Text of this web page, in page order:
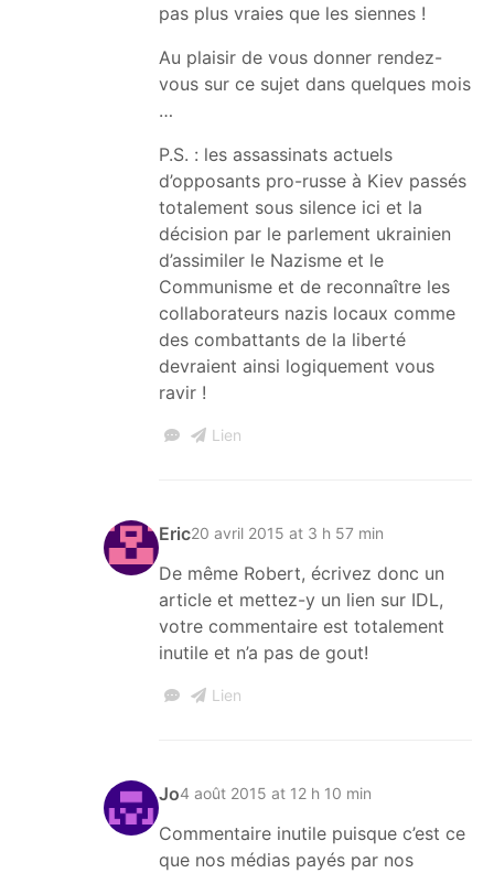
pas plus vraies que les siennes !
Au plaisir de vous donner rendez-
vous sur ce sujet dans quelques mois
…
P.S. : les assassinats actuels
d’opposants pro-russe à Kiev passés
totalement sous silence ici et la
décision par le parlement ukrainien
d’assimiler le Nazisme et le
Communisme et de reconnaître les
collaborateurs nazis locaux comme
des combattants de la liberté
devraient ainsi logiquement vous
ravir !
Lien
Eric20 avril 2015 at 3 h 57 min
De même Robert, écrivez donc un
article et mettez-y un lien sur IDL,
votre commentaire est totalement
inutile et n’a pas de gout!
Lien
Jo4 août 2015 at 12 h 10 min
Commentaire inutile puisque c’est ce
que nos médias payés par nos